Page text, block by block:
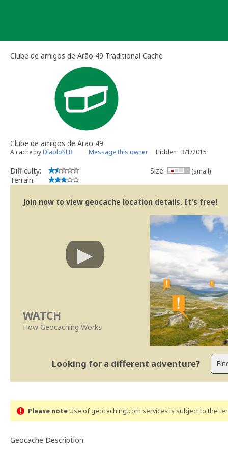
Clube de amigos de Arão 49 Traditional Cache
Clube de amigos de Arão 49
A cache byDiabloSLB Message this owner Hidden : 3/1/2015
Difficulty:
Terrain:
Size: (small)
Join now to view geocache location details. It's free!
WATCH
How Geocaching Works
Looking for a different adventure?
Please noteUse of geocaching.com services is subject to the
Geocache Description: